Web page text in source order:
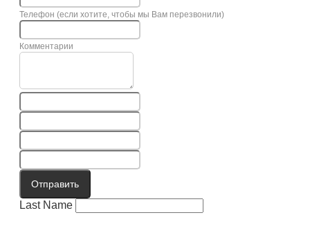
Телефон (если хотите, чтобы мы Вам перезвонили)
Комментарии
Отправить
Last Name